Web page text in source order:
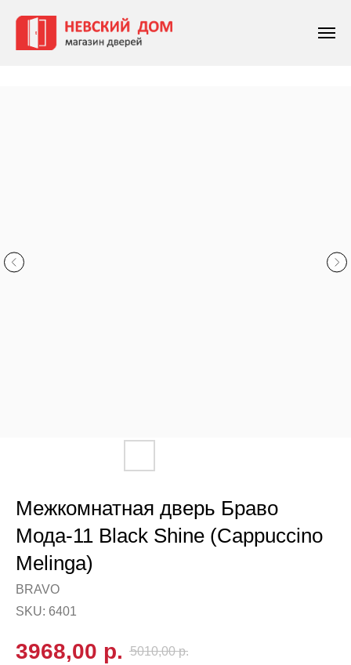
Межкомнатная дверь Браво
Мода-11 Black Shine (Cappuccino
Melinga)
BRAVO
SKU: 6401
3968,00 р. 5010,00 р.